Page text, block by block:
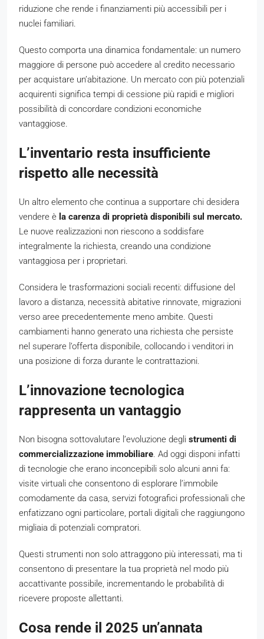
riduzione che rende i finanziamenti più accessibili per i
nuclei familiari.
Questo comporta una dinamica fondamentale: un numero
maggiore di persone può accedere al credito necessario
per acquistare un’abitazione. Un mercato con più potenziali
acquirenti significa tempi di cessione più rapidi e migliori
possibilità di concordare condizioni economiche
vantaggiose.
L’inventario resta insufficiente
rispetto alle necessità
Un altro elemento che continua a supportare chi desidera
vendere è la carenza di proprietà disponibili sul mercato.
Le nuove realizzazioni non riescono a soddisfare
integralmente la richiesta, creando una condizione
vantaggiosa per i proprietari.
Considera le trasformazioni sociali recenti: diffusione del
lavoro a distanza, necessità abitative rinnovate, migrazioni
verso aree precedentemente meno ambite. Questi
cambiamenti hanno generato una richiesta che persiste
nel superare l’offerta disponibile, collocando i venditori in
una posizione di forza durante le contrattazioni.
L’innovazione tecnologica
rappresenta un vantaggio
Non bisogna sottovalutare l’evoluzione degli strumenti di
commercializzazione immobiliare. Ad oggi disponi infatti
di tecnologie che erano inconcepibili solo alcuni anni fa:
visite virtuali che consentono di esplorare l’immobile
comodamente da casa, servizi fotografici professionali che
enfatizzano ogni particolare, portali digitali che raggiungono
migliaia di potenziali compratori.
Questi strumenti non solo attraggono più interessati, ma ti
consentono di presentare la tua proprietà nel modo più
accattivante possibile, incrementando le probabilità di
ricevere proposte allettanti.
Cosa rende il 2025 un’annata